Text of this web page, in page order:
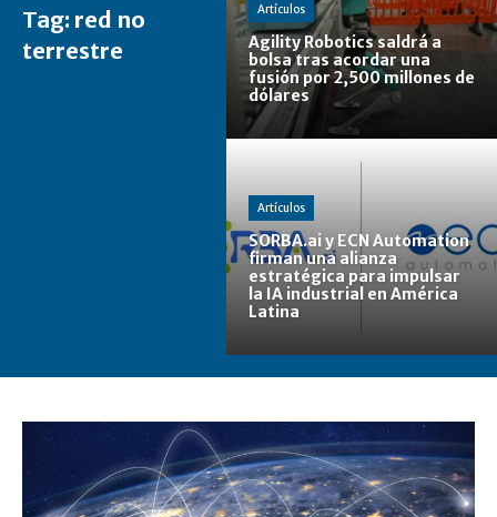
Tag: red no
terrestre
Artículos
Agility Robotics saldrá a
bolsa tras acordar una
fusión por 2,500 millones de
dólares
Artículos
SORBA.ai y ECN Automation
firman una alianza
estratégica para impulsar
la IA industrial en América
Latina